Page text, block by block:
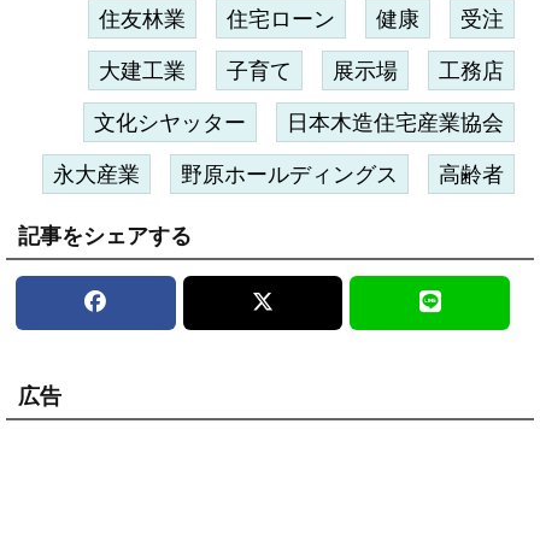
住友林業 住宅ローン 健康 受注
大建工業 子育て 展示場 工務店
文化シヤッター 日本木造住宅産業協会
永大産業 野原ホールディングス 高齢者
記事をシェアする
広告